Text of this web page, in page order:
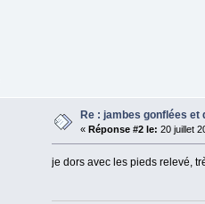
Re : jambes gonflées et
« Réponse #2 le: 20 juillet
je dors avec les pieds relevé,